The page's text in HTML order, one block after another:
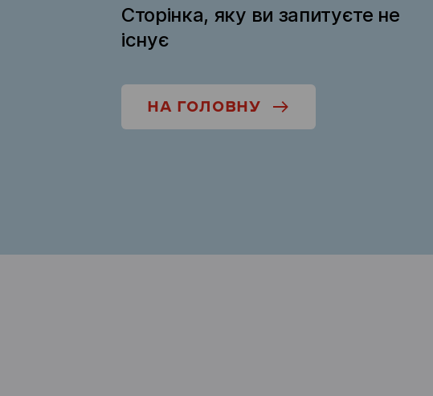
Сторінка, яку ви запитуєте не
існує
НА ГОЛОВНУ